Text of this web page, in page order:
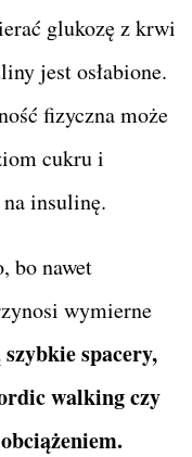
glukozę z krwi
jest osłabione.
fizyczna może
cukru i
insulinę.
bo nawet
wymierne
spacery,
walking czy